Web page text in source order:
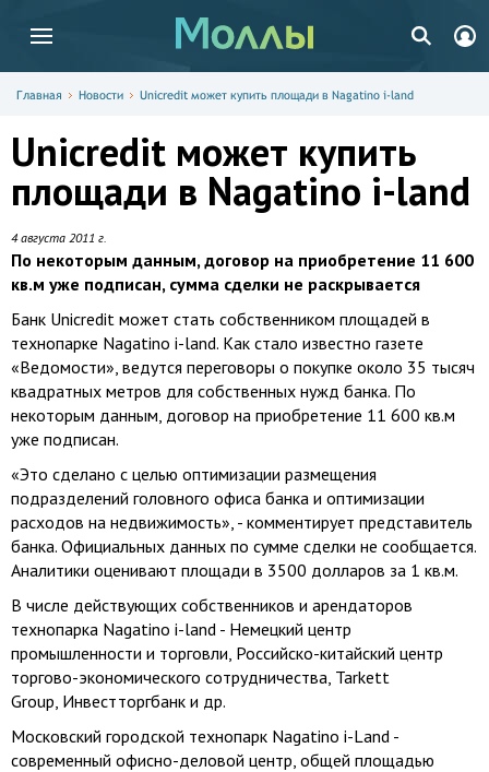
Главная Новости Unicredit может купить площади в Nagatino i-land
Unicredit может купить
площади в Nagatino i-land
4 августа 2011 г.
По некоторым данным, договор на приобретение 11 600
кв.м уже подписан, сумма сделки не раскрывается
Банк Unicredit может стать собственником площадей в
технопарке Nagatino i-land. Как стало известно газете
«Ведомости», ведутся переговоры о покупке около 35 тысяч
квадратных метров для собственных нужд банка. По
некоторым данным, договор на приобретение 11 600 кв.м
уже подписан.
«Это сделано с целью оптимизации размещения
подразделений головного офиса банка и оптимизации
расходов на недвижимость», - комментирует представитель
банка. Официальных данных по сумме сделки не сообщается.
Аналитики оценивают площади в 3500 долларов за 1 кв.м.
В числе действующих собственников и арендаторов
технопарка Nagatino i-land - Немецкий центр
промышленности и торговли, Российско-китайский центр
торгово-экономического сотрудничества, Tarkett
Group, Инвестторгбанк и др.
Московский городской технопарк Nagatino i-Land -
современный офисно-деловой центр, общей площадью